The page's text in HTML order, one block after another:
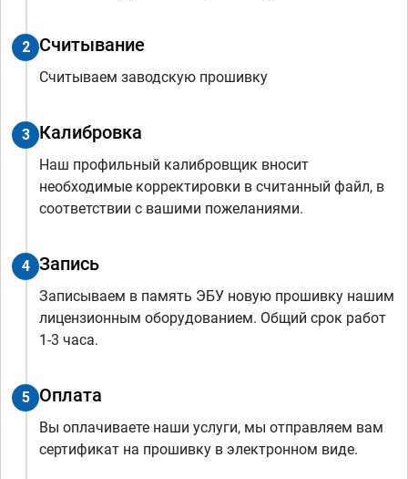
2 Считывание
Считываем заводскую прошивку
3 Калибровка
Наш профильный калибровщик вносит
необходимые корректировки в считанный файл, в
соответствии с вашими пожеланиями.
4 Запись
Записываем в память ЭБУ новую прошивку нашим
лицензионным оборудованием. Общий срок работ
1-3 часа.
5 Оплата
Вы оплачиваете наши услуги, мы отправляем вам
сертификат на прошивку в электронном виде.